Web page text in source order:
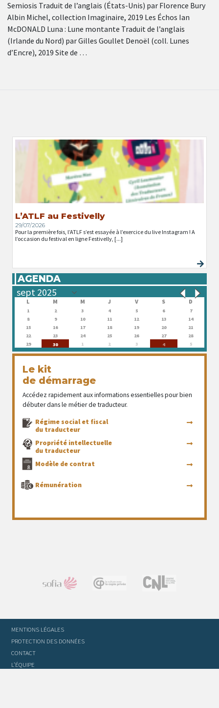
Semiosis Traduit de l’anglais (États-Unis) par Florence Bury
Albin Michel, collection Imaginaire, 2019 Les Échos Ian
McDONALD Luna : Lune montante Traduit de l’anglais
(Irlande du Nord) par Gilles Goullet Denoël (coll. Lunes
d’Encre), 2019 Site de …
L’ATLF au Festivelly
29/07/2026
Pour la première fois, l’ATLF s’est essayée à l’exercice du live Instagram ! A
l’occasion du festival en ligne Festivelly, [...]
AGENDA
L M M J V S D
1 2 3 4 5 6
7
8
9 10 11 12 13
14
15
16 17 18 19 20
21
22
23 24 25 26 27
28
29
30 1 2 3 4 5
Le kit
de démarrage
Accédez rapidement aux informations essentielles pour bien
débuter dans le métier de traducteur.
Régime social et fiscal
du traducteur
Propriété intellectuelle
du traducteur
Modèle de contrat
Rémunération
MENTIONS LÉGALES
PROTECTION DES DONNÉES
CONTACT
L’ÉQUIPE